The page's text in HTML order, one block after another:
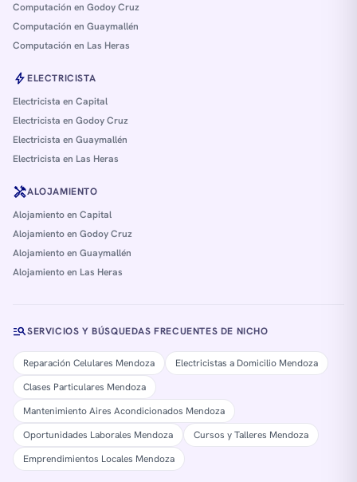
Computación en Godoy Cruz
Computación en Guaymallén
Computación en Las Heras
boltELECTRICISTA
Electricista en Capital
Electricista en Godoy Cruz
Electricista en Guaymallén
Electricista en Las Heras
handymanALOJAMIENTO
Alojamiento en Capital
Alojamiento en Godoy Cruz
Alojamiento en Guaymallén
Alojamiento en Las Heras
manage_searchSERVICIOS Y BÚSQUEDAS FRECUENTES DE NICHO
Reparación Celulares Mendoza
Electricistas a Domicilio Mendoza
Clases Particulares Mendoza
Mantenimiento Aires Acondicionados Mendoza
Oportunidades Laborales Mendoza
Cursos y Talleres Mendoza
Emprendimientos Locales Mendoza